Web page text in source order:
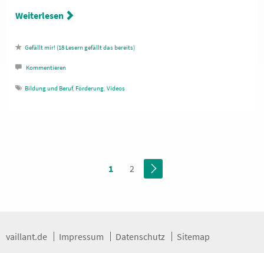
Weiterlesen
18 Lesern gefällt das
Kommentieren
Bildung und Beruf, Förderung, Videos
1 2
vaillant.de Impressum Datenschutz Sitemap